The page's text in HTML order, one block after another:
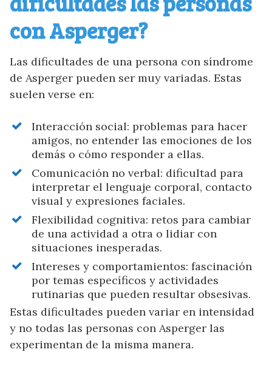
con Asperger?
Las dificultades de una persona con síndrome
de Asperger pueden ser muy variadas. Estas
suelen verse en:
Interacción social: problemas para hacer
amigos, no entender las emociones de los
demás o cómo responder a ellas.
Comunicación no verbal: dificultad para
interpretar el lenguaje corporal, contacto
visual y expresiones faciales.
Flexibilidad cognitiva: retos para cambiar
de una actividad a otra o lidiar con
situaciones inesperadas.
Intereses y comportamientos: fascinación
por temas específicos y actividades
rutinarias que pueden resultar obsesivas.
Estas dificultades pueden variar en intensidad
y no todas las personas con Asperger las
experimentan de la misma manera.